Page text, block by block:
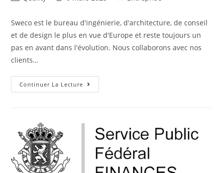
Sweco est le bureau d'ingénierie, d'architecture, de conseil
et de design le plus en vue d'Europe et reste toujours un
pas en avant dans l'évolution. Nous collaborons avec nos
clients…
Continuer La Lecture